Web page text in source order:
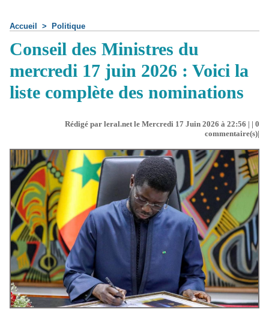
Accueil > Politique
Conseil des Ministres du
mercredi 17 juin 2026 : Voici la
liste complète des nominations
Rédigé par leral.net le Mercredi 17 Juin 2026 à 22:56 | | 0
commentaire(s)|